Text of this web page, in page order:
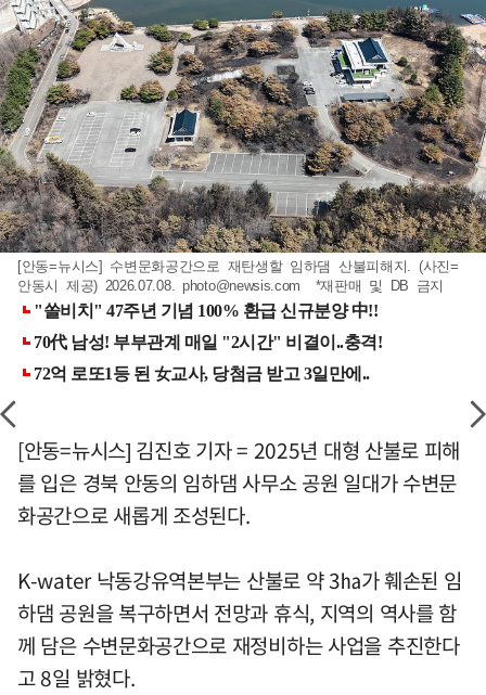
[안동=뉴시스] 수변문화공간으로 재탄생할 임하댐 산불피해지. (사진=
안동시 제공) 2026.07.08. photo@newsis.com *재판매 및 DB 금지
[안동=뉴시스] 김진호 기자 = 2025년 대형 산불로 피해
를 입은 경북 안동의 임하댐 사무소 공원 일대가 수변문
화공간으로 새롭게 조성된다.
K-water 낙동강유역본부는 산불로 약 3㏊가 훼손된 임
하댐 공원을 복구하면서 전망과 휴식, 지역의 역사를 함
께 담은 수변문화공간으로 재정비하는 사업을 추진한다
고 8일 밝혔다.